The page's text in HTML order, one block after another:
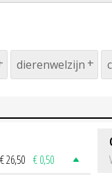
dierenwelzijn
€ 26,50 € 0,50